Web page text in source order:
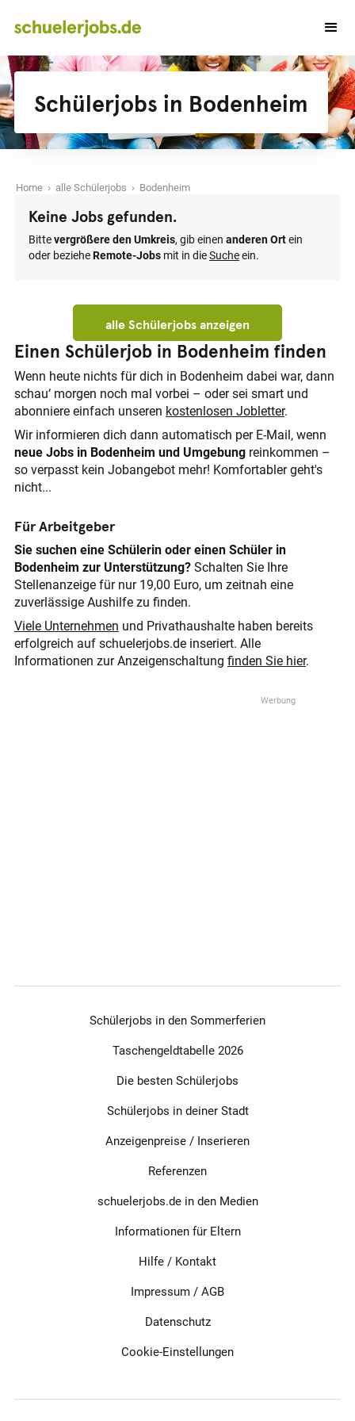
Schülerjobs in Bodenheim
Home › alle Schülerjobs › Bodenheim
Keine Jobs gefunden.
Bittevergrößere den Umkreis, gib einen anderen Ortein
oder bezieheRemote-Jobs mit in dieSucheein.
alle Schülerjobs anzeigen
Einen Schülerjob in Bodenheim finden
Wenn heute nichts für dich in Bodenheim dabei war, dann
schau‘ morgen noch mal vorbei – oder sei smart und
abonniere einfach unseren kostenlosen Jobletter.
Wir informieren dich dann automatisch per E-Mail, wenn
neue Jobs in Bodenheim und Umgebung reinkommen –
so verpasst kein Jobangebot mehr! Komfortabler geht's
nicht...
Für Arbeitgeber
Sie suchen eine Schülerin oder einen Schüler in
Bodenheim zur Unterstützung? Schalten Sie Ihre
Stellenanzeige für nur 19,00 Euro, um zeitnah eine
zuverlässige Aushilfe zu finden.
Viele Unternehmen und Privathaushalte haben bereits
erfolgreich auf schuelerjobs.de inseriert. Alle
Informationen zur Anzeigenschaltung finden Sie hier.
Schülerjobs in den Sommerferien
Taschengeldtabelle 2026
Die besten Schülerjobs
Schülerjobs in deiner Stadt
Anzeigenpreise / Inserieren
Referenzen
schuelerjobs.de in den Medien
Informationen für Eltern
Hilfe / Kontakt
Impressum / AGB
Datenschutz
Cookie-Einstellungen